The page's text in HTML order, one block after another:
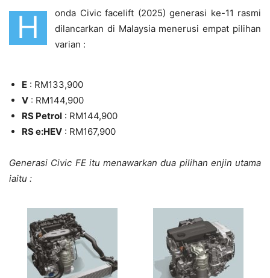
H
onda Civic facelift (2025) generasi ke-11 rasmi
dilancarkan di Malaysia menerusi empat pilihan
varian :
E : RM133,900
V : RM144,900
RS Petrol : RM144,900
RS e:HEV : RM167,900
Generasi Civic FE itu menawarkan dua pilihan enjin utama
iaitu :